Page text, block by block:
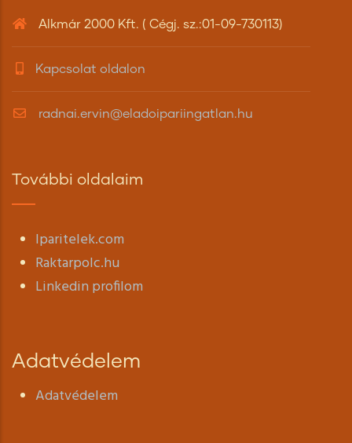
Alkmár 2000 Kft. ( Cégj. sz.:01-09-730113)
Kapcsolat oldalon
radnai.ervin@eladoipariingatlan.hu
További oldalaim
Iparitelek.com
Raktarpolc.hu
Linkedin profilom
Adatvédelem
Adatvédelem